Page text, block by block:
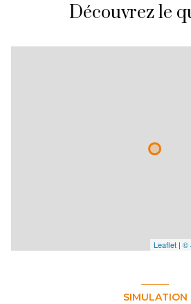
Découvrez le
Leaflet | ©
SIMULATION